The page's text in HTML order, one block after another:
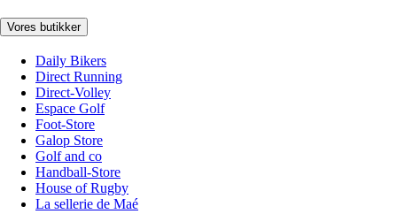
Vores butikker
Daily Bikers
Direct Running
Direct-Volley
Espace Golf
Foot-Store
Galop Store
Golf and co
Handball-Store
House of Rugby
La sellerie de Maé